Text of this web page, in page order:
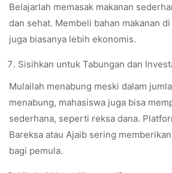
Belajarlah memasak makanan
dan sehat. Membeli bahan makanan
juga biasanya lebih ekonomis.
Sisihkan untuk Tabungan dan
Mulailah menabung meski dalam
menabung, mahasiswa juga bisa
sederhana, seperti reksa dana.
Bareksa atau Ajaib sering
bagi pemula.